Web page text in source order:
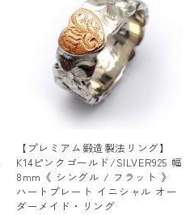
【プレミアム鍛造製法リング】
K14ピンクゴールド/SILVER925 幅
8mm《 シングル / フラット 》
ハートプレート イニシャル オー
ダーメイド・リング